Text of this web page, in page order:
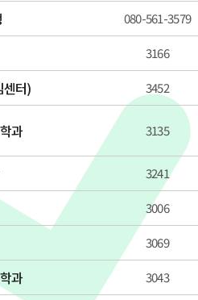
080-561-3579
3166
센터) 3452
과 3135
3241
3006
3069
과 3043